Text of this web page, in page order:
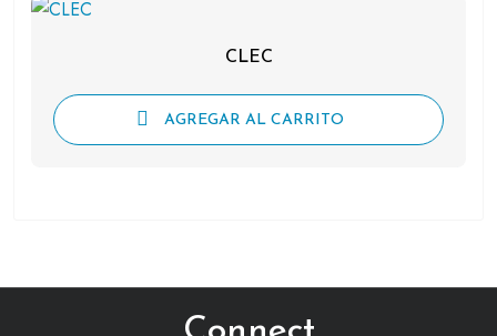
CLEC
AGREGAR AL CARRITO